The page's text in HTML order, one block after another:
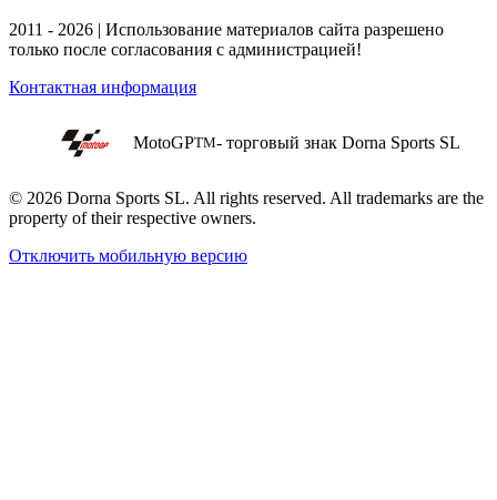
2011 - 2026 | Использование материалов сайта разрешено
только после согласования с администрацией!
Контактная информация
MotoGPTM- торговый знак Dorna Sports SL
© 2026 Dorna Sports SL. All rights reserved. All trademarks are the
property of their respective owners.
Отключить мобильную версию